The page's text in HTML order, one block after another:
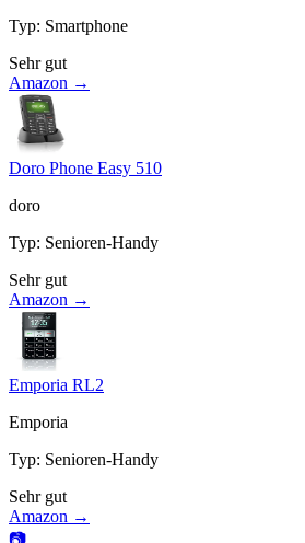
Typ: Smartphone
Sehr gut
Amazon →
Doro Phone Easy 510
doro
Typ: Senioren-Handy
Sehr gut
Amazon →
Emporia RL2
Emporia
Typ: Senioren-Handy
Sehr gut
Amazon →
📷